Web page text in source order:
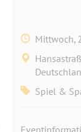
Mittwoch,
Spiel &